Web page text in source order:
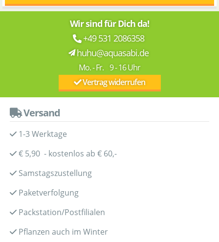
Wir sind für Dich da!
+49 531 2086358
huhu@aquasabi.de
Mo. - Fr. 9 - 16 Uhr
Vertrag widerrufen
Versand
1-3 Werktage
€ 5,90 - kostenlos ab € 60,-
Samstagszustellung
Paketverfolgung
Packstation/Postfilialen
Pflanzen auch im Winter